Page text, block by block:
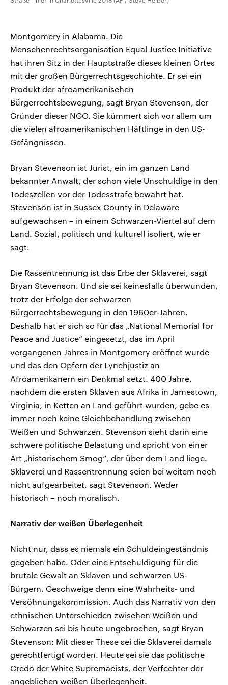
Montgomery in Alabama. Die
Menschenrechtsorganisation Equal Justice Initiative
hat ihren Sitz in der Hauptstraße dieses kleinen Ortes
mit der großen Bürgerrechtsgeschichte. Er sei ein
Produkt der afroamerikanischen
Bürgerrechtsbewegung, sagt Bryan Stevenson, der
Gründer dieser NGO. Sie kümmert sich vor allem um
die vielen afroamerikanischen Häftlinge in den US-
Gefängnissen.
Bryan Stevenson ist Jurist, ein im ganzen Land
bekannter Anwalt, der schon viele Unschuldige in den
Todeszellen vor der Todesstrafe bewahrt hat.
Stevenson ist in Sussex County in Delaware
aufgewachsen – in einem Schwarzen-Viertel auf dem
Land. Sozial, politisch und kulturell isoliert, wie er
sagt.
Die Rassentrennung ist das Erbe der Sklaverei, sagt
Bryan Stevenson. Und sie sei keinesfalls überwunden,
trotz der Erfolge der schwarzen
Bürgerrechtsbewegung in den 1960er-Jahren.
Deshalb hat er sich so für das „National Memorial for
Peace and Justice“ eingesetzt, das im April
vergangenen Jahres in Montgomery eröffnet wurde
und das den Opfern der Lynchjustiz an
Afroamerikanern ein Denkmal setzt. 400 Jahre,
nachdem die ersten Sklaven aus Afrika in Jamestown,
Virginia, in Ketten an Land geführt wurden, gebe es
immer noch keine Gleichbehandlung zwischen
Weißen und Schwarzen. Stevenson sieht darin eine
schwere politische Belastung und spricht von einer
Art „historischem Smog“, der über dem Land liege.
Sklaverei und Rassentrennung seien bei weitem noch
nicht aufgearbeitet, sagt Stevenson. Weder
historisch – noch moralisch.
Narrativ der weißen Überlegenheit
Nicht nur, dass es niemals ein Schuldeingeständnis
gegeben habe. Oder eine Entschuldigung für die
brutale Gewalt an Sklaven und schwarzen US-
Bürgern. Geschweige denn eine Wahrheits- und
Versöhnungskommission. Auch das Narrativ von den
ethnischen Unterschieden zwischen Weißen und
Schwarzen sei bis heute ungebrochen, sagt Bryan
Stevenson: Mit dieser These sei die Sklaverei damals
gerechtfertigt worden. Heute sei sie das politische
Credo der White Supremacists, der Verfechter der
angeblichen weißen Überlegenheit.